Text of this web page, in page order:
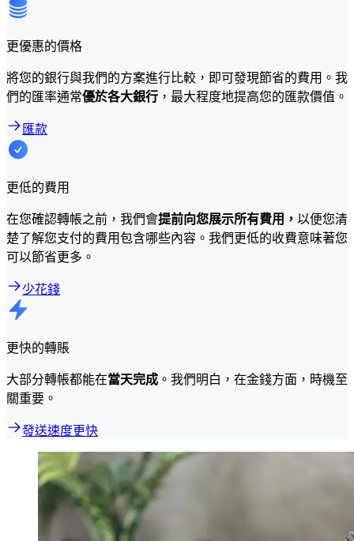
更優惠的價格
將您的銀行與我們的方案進行比較，即可發現節省的費用。我
們的匯率通常優於各大銀行 ，最大程度地提高您的匯款價值。
匯款
更低的費用
在您確認轉帳之前，我們會提前向您展示所有費用， 以便您清
楚了解您支付的費用包含哪些內容。我們更低的收費意味著您
可以節省更多。
少花錢
更快的轉賬
大部分轉帳都能在當天完成 。我們明白，在金錢方面，時機至
關重要。
發送速度更快